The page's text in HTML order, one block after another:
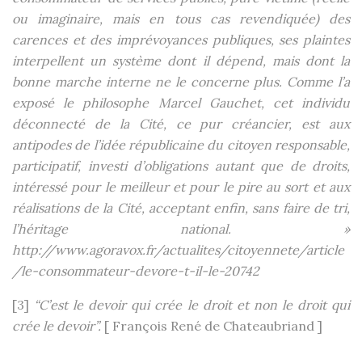
ou imaginaire, mais en tous cas revendiquée) des
carences et des imprévoyances publiques, ses plaintes
interpellent un système dont il dépend, mais dont la
bonne marche interne ne le concerne plus. Comme l’a
exposé le philosophe Marcel Gauchet, cet individu
déconnecté de la Cité, ce pur créancier, est aux
antipodes de l’idée républicaine du citoyen responsable,
participatif, investi d’obligations autant que de droits,
intéressé pour le meilleur et pour le pire au sort et aux
réalisations de la Cité, acceptant enfin, sans faire de tri,
l’héritage national. »
http://www.agoravox.fr/actualites/citoyennete/article
/le-consommateur-devore-t-il-le-20742
[3] “C’est le devoir qui crée le droit et non le droit qui
crée le devoir”. [ François René de Chateaubriand ]